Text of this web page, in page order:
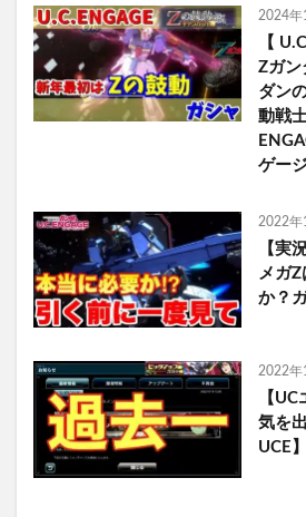
2024年
【
Zガン
ダン
動戦
ゲー
2022年
【実
メガ
か？
2022年
【
気を
UCE】